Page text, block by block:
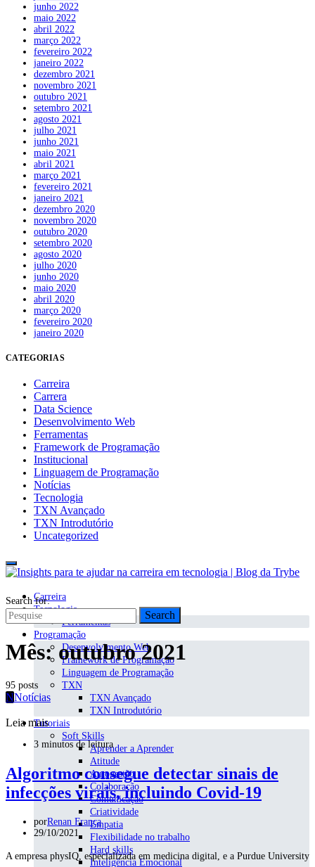
junho 2022
maio 2022
abril 2022
março 2022
fevereiro 2022
janeiro 2022
dezembro 2021
novembro 2021
outubro 2021
setembro 2021
agosto 2021
julho 2021
junho 2021
maio 2021
abril 2021
março 2021
fevereiro 2021
janeiro 2021
dezembro 2020
novembro 2020
outubro 2020
setembro 2020
agosto 2020
julho 2020
junho 2020
maio 2020
abril 2020
março 2020
fevereiro 2020
janeiro 2020
CATEGORIAS
Carreira
Carrera
Data Science
Desenvolvimento Web
Ferramentas
Framework de Programação
Institucional
Linguagem de Programação
Notícias
Tecnologia
TXN Avançado
TXN Introdutório
Uncategorized
Carreira
Tecnologia
Ferramentas
Programação
Desenvolvimento Web
Framework de Programação
Linguagem de Programação
TXN
TXN Avançado
TXN Introdutório
Tutoriais
Soft Skills
Aprender a Aprender
Atitude
Autogestão
Colaboração
Comunicação
Criatividade
Empatia
Flexibilidade no trabalho
Hard skills
Inteligência Emocional
Search for:
Search
Mês:outubro 2021
95 posts
NNotícias
Leia mais
3 minutos de leitura
Algoritmo consegue detectar sinais de
infecções virais, incluindo Covid-19
porRenan França
29/10/2021
A empresa physIQ, especializada em medicina digital, e a Purdue University